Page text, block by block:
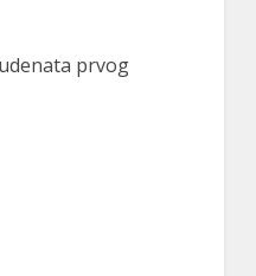
prvog